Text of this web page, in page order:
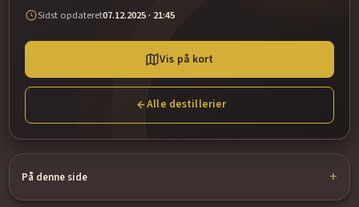
Sidst opdateret07.12.2025 · 21:45
Vis på kort
Alle destillerier
På denne side